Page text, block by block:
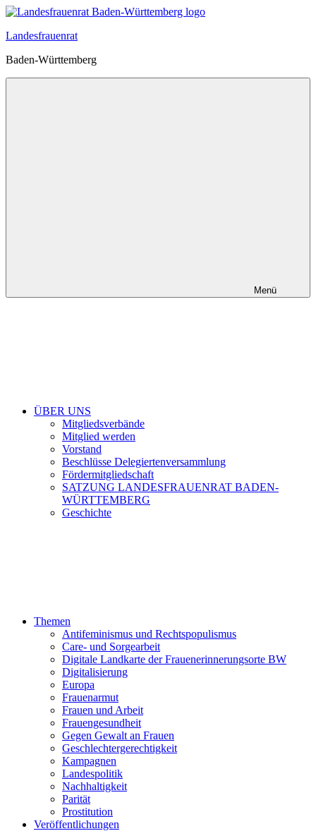
Zum
springen
Landesfrauenrat
Baden-Württemberg
Menü
ÜBER UNS
Mitgliedsverbände
Mitglied werden
Vorstand
Beschlüsse Delegiertenversammlung
Fördermitgliedschaft
SATZUNG LANDESFRAUENRAT BADEN-
WÜRTTEMBERG
Geschichte
Themen
Antifeminismus und Rechtspopulismus
Care- und Sorgearbeit
Digitale Landkarte der Frauenerinnerungsorte BW
Digitalisierung
Europa
Frauenarmut
Frauen und Arbeit
Frauengesundheit
Gegen Gewalt an Frauen
Geschlechtergerechtigkeit
Kampagnen
Landespolitik
Nachhaltigkeit
Parität
Prostitution
Veröffentlichungen